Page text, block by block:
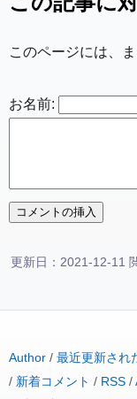
このページには、
お名前:
更新日：2021-12-11
Author / 最近更新され
/ 新着コメント / RSS /